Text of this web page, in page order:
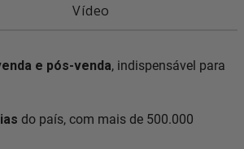
Vídeo
e pós-venda, indispensável para
do país, com mais de 500.000